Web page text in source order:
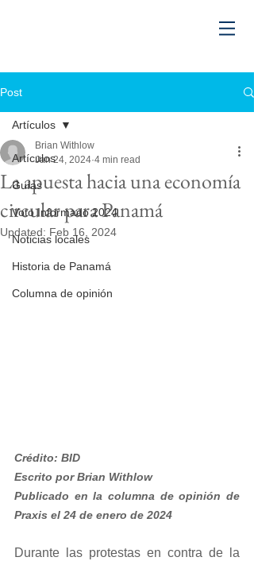
Post
Artículos
Guías
Voto Informado 2024
Noticias locales
Historia de Panamá
Columna de opinión
Artículos
La apuesta hacia una economía
circular para Panamá
Brian Withlow
Jan 24, 2024 4 min read
Updated: Feb 16, 2024
Crédito: BID
Escrito por Brian Withlow
Publicado en la columna de opinión de
Praxis el 24 de enero de 2024
Durante las protestas en contra de la